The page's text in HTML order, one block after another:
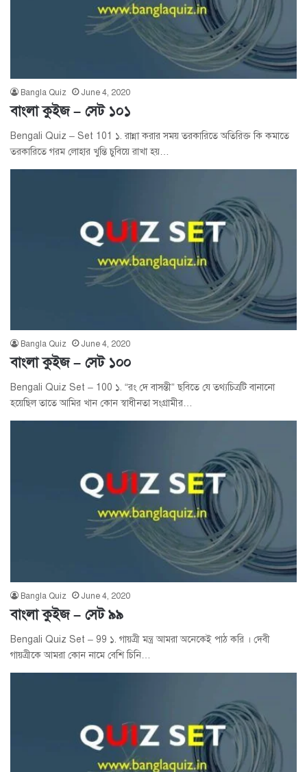
Bangla Quiz June 4, 2020
বাংলা কুইজ – সেট ১০১
Bengali Quiz – Set 101 ১. রান্না করার সময় তরকারিতে অতিরিক্ত কি কমাতে
তরকারিতে গরম লোহার খুন্তি চুবিয়ে রাখা হয়…
Bangla Quiz June 4, 2020
বাংলা কুইজ – সেট ১০০
Bengali Quiz Set – 100 ১. “রং দে বাসন্তী” ছবিতে যে তথ্যচিত্রটি বানানো
হয়েছিল তাতে আমির খান কোন স্বাধীনতা সংগ্রামীর…
Bangla Quiz June 4, 2020
বাংলা কুইজ – সেট ৯৯
Bengali Quiz Set – 99 ১. গায়ত্রী মন্ত্র আমরা অনেকেই পাঠ করি । দেবী
গায়ত্রীকে আমরা কোন নামে বেশি চিনি…